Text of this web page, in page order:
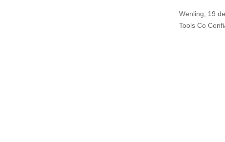
Wenling, 19
Tools Co